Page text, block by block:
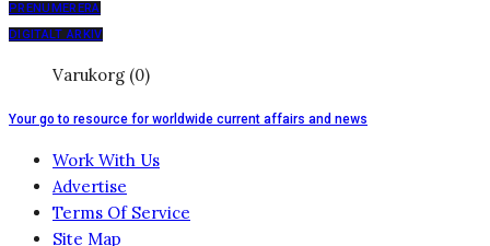
PRENUMERERA
DIGITALT ARKIV
Varukorg (0)
Your go to resource for worldwide current affairs and news
Work With Us
Advertise
Terms Of Service
Site Map